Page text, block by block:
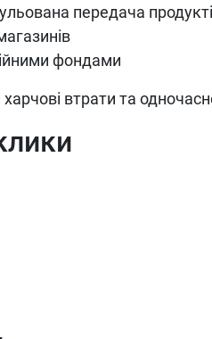
передача
фондами
втрати та